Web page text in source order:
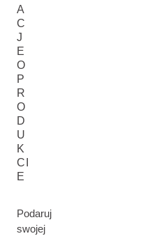
A
C
J
E
O
P
R
O
D
U
K
CI
E
Podaruj
swojej